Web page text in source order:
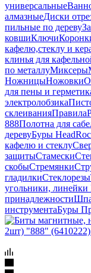
универсальные
алмазныеДиски
пильные по дереву
ковшиКлючи
кафелю,стеклу и
клинья для
по металлуМиксеры
НожницыНожовки
для пены и
электролобзика
склеиванияПравила
888Полотна для
деревуБуры
кафелю и стеклу
защитыСтамески
скобыСтремянки
гладилкиСтеклорезы
угольники, линейки
принадлежности
инструментаБуры